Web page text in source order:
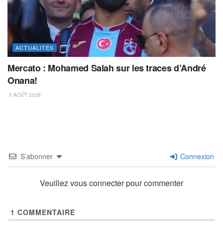
ACTUALITÉS
Mercato : Mohamed Salah sur les traces d’André
Onana!
5 AOÛT 2026
S’abonner Connexion
Veuillez vous connecter pour commenter
1 COMMENTAIRE